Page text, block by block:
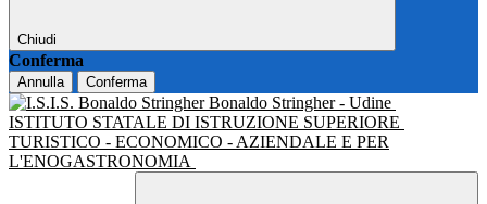
Chiudi
Conferma
Annulla Conferma
Bonaldo Stringher - Udine
ISTITUTO STATALE DI ISTRUZIONE SUPERIORE
TURISTICO - ECONOMICO - AZIENDALE E PER
L'ENOGASTRONOMIA